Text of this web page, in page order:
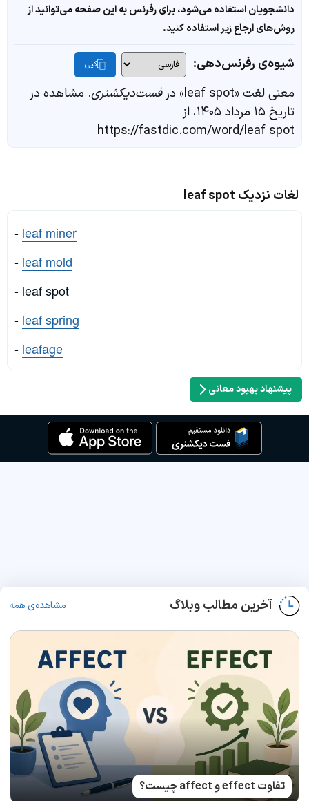
دانشجویان استفاده می‌شود، برای رفرنس به این صفحه می‌توانید از
روش‌های ارجاع زیر استفاده کنید.
شیوه‌ی رفرنس‌دهی: کپی
معنی لغت «leaf spot» در فست‌دیکشنری. مشاهده در
تاریخ ۱۵ مرداد ۱۴۰۵، از
https://fastdic.com/word/leaf spot
لغات نزدیک leaf spot
- leaf miner
- leaf mold
- leaf spot
- leaf spring
- leafage
پیشنهاد بهبود معانی
آخرین مطالب وبلاگ مشاهده‌ی همه
تفاوت effect و affect چیست؟